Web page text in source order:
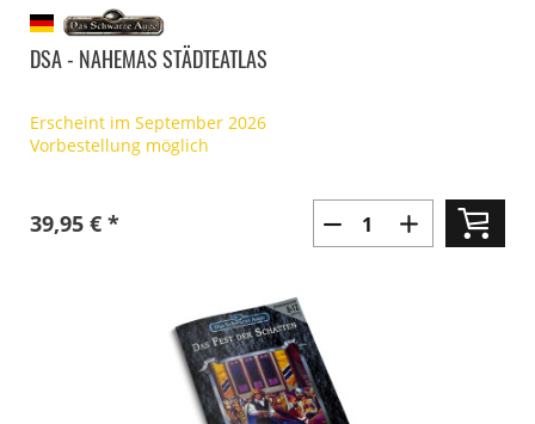
DSA - NAHEMAS STÄDTEATLAS
Erscheint im September 2026
Vorbestellung möglich
39,95 € *